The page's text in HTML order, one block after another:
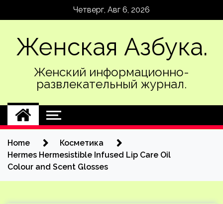
Четверг, Авг 6, 2026
Женская Азбука.
Женский информационно-
развлекательный журнал.
Home
Косметика
Hermes Hermesistible Infused Lip Care Oil
Colour and Scent Glosses